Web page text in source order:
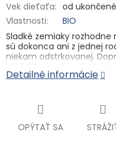
Vek dieťaťa: od
Vlastnosti:
BIO
Sladké zemiaky rozhodne
sú dokonca ani z jednej
niekam odstrkovanej.
ich ľahko sladkastú chuť
grapefruitovej šťavy.
Detská výživa od
mäsový príkrm pre
Sterilizované. Tepelne
Detailné informácie
OPÝTAŤ SA